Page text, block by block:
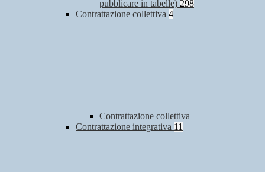
pubblicare in tabelle) 298
Contrattazione collettiva 4
Contrattazione collettiva
Contrattazione integrativa 11